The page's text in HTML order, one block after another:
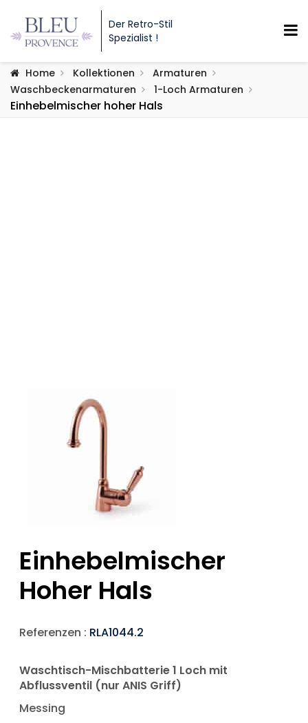
Der Retro-Stil
Spezialist !
Home Kollektionen
Armaturen
Waschbeckenarmaturen
1-Loch Armaturen
Einhebelmischer hoher Hals
Einhebelmischer
Hoher Hals
Referenzen : RLA1044.2
Waschtisch-Mischbatterie 1 Loch mit
Abflussventil (nur ANIS Griff)
Messing